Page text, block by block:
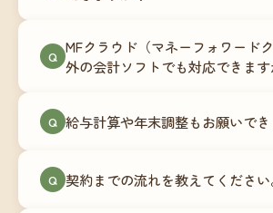
め、別途お見積りとなります。ま
ます。前任の税理士事務所との連
簿データの移行もお手伝いします
での変更も対応可能です。
Q MFクラウド（マネーフォワード
外の会計ソフトでも対応できます
供しています。これから会計ソフ
します。freee・弥生会計等をご
Q 給与計算や年末調整もお願いでき
怠集計あり／5名まで）は月額
Q 契約までの流れを教えてください